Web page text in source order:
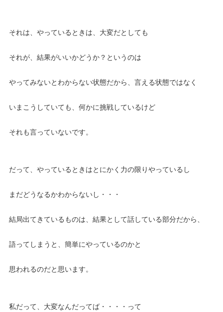
それは、やっているときは、大変だとしても
それが、結果がいいかどうか？というのは
やってみないとわからない状態だから、言える状態ではなく
いまこうしていても、何かに挑戦しているけど
それも言っていないです。
だって、やっているときはとにかく力の限りやっているし
まだどうなるかわからないし・・・
結局出てきているものは、結果として話している部分だから、
語ってしまうと、簡単にやっているのかと
思われるのだと思います。
私だって、大変なんだってば・・・・って